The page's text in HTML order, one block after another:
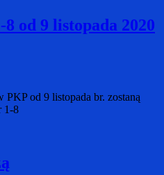
od 9 listopada 2020
PKP od 9 listopada br. zostaną
1-8